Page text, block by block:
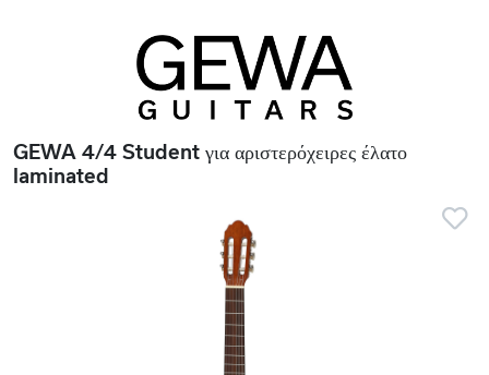
GEWA 4/4 Student για αριστερόχειρες έλατο
laminated